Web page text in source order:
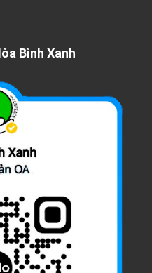
Bình Xanh